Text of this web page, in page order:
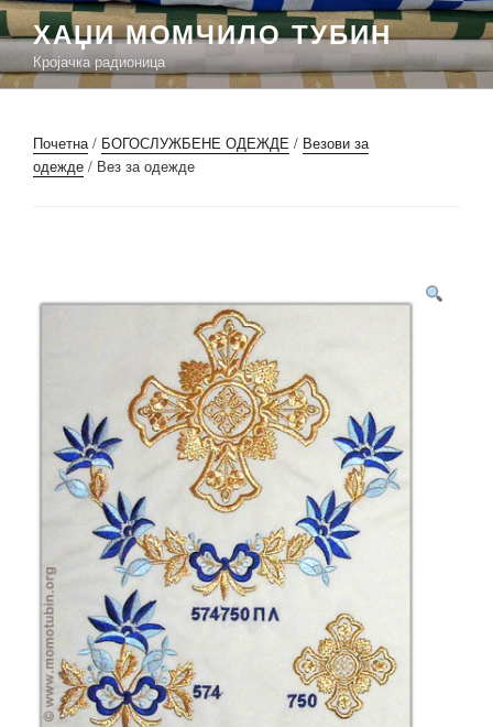
Скочи
на
садржај
ХАЏИ МОМЧИЛО ТУБИН
Кројачка радионица
Почетна / БОГОСЛУЖБЕНЕ ОДЕЖДЕ / Везови за
одежде / Вез за одежде